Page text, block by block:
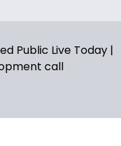
Public Live Today |
call